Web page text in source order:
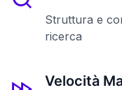
Struttura e
ricerca
Velocità